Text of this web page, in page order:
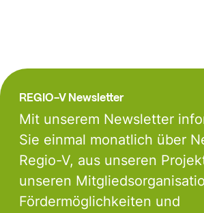
REGIO-V Newsletter
Mit unserem Newsletter
Sie einmal monatlich über
Regio-V, aus unseren
unseren
Fördermöglichkeiten und